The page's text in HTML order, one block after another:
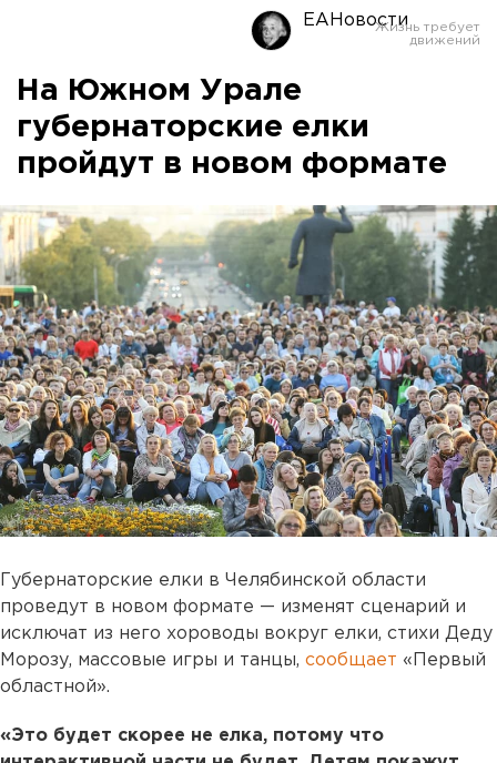
ЕАНовости
На Южном Урале
губернаторские елки
пройдут в новом формате
Губернаторские елки в Челябинской области
проведут в новом формате — изменят сценарий и
исключат из него хороводы вокруг елки, стихи Деду
Морозу, массовые игры и танцы, сообщает «Первый
областной».
«Это будет скорее не елка, потому что